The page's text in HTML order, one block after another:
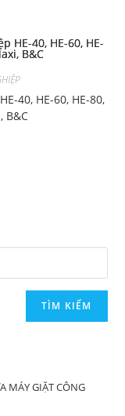
40, HE-60, HE-80,
B&C
TÌM KIẾM
MÁY GIẶT CÔNG